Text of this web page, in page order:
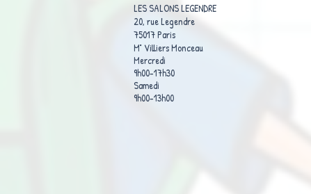
LES SALONS LEGENDRE
20, rue Legendre
75017 Paris
M° Villiers Monceau
Mercredi
9h00-17h30
Samedi
9h00-13h00